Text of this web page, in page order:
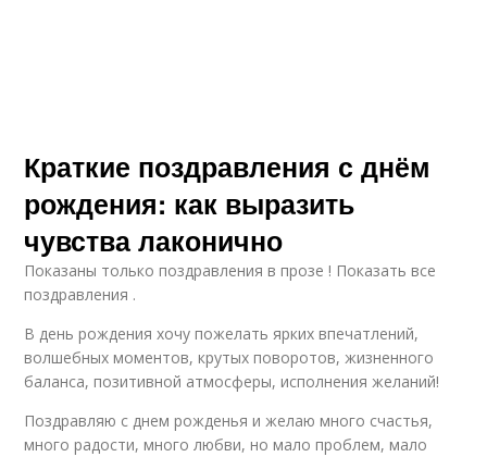
Краткие поздравления с днём
рождения: как выразить
чувства лаконично
Показаны только поздравления в прозе ! Показать все
поздравления .
В день рождения хочу пожелать ярких впечатлений,
волшебных моментов, крутых поворотов, жизненного
баланса, позитивной атмосферы, исполнения желаний!
Поздравляю с днем рожденья и желаю много счастья,
много радости, много любви, но мало проблем, мало